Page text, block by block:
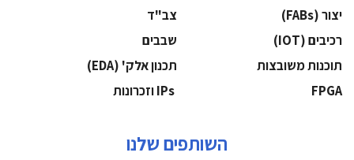
‫יצור (‪(FABs‬‬
‫צב"ד‬
‫רכיבים‬ (IOT)
‫שבבים‬
‫תוכנות משובצות‬
‫תכנון אלק' (‪(EDA‬‬
‫‪FPGA‬‬
השותפים שלנו